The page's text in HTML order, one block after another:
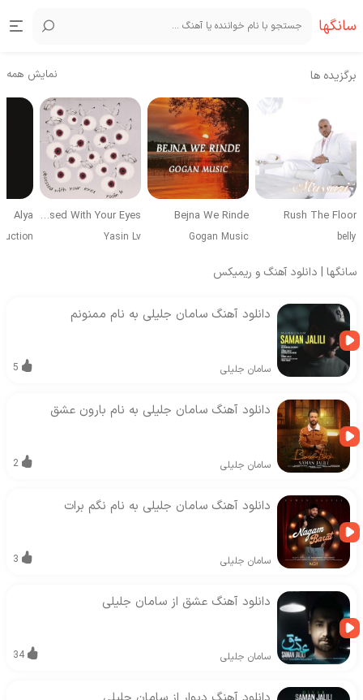
سانگها
برگزیده ها نمایش همه
Rush The Floor
belly
Bejna We Rinde
Gogan Music
Obsessed With Your Eyes
Yasin Lv
Alya
سانگها | دانلود آهنگ و ریمیکس
دانلود آهنگ سامان جلیلی به نام ممنونم
سامان جلیلی 5
دانلود آهنگ سامان جلیلی به نام بارون عشق
سامان جلیلی 2
دانلود آهنگ سامان جلیلی به نام نگم برات
سامان جلیلی 3
دانلود آهنگ عشق از سامان جلیلی
سامان جلیلی 34